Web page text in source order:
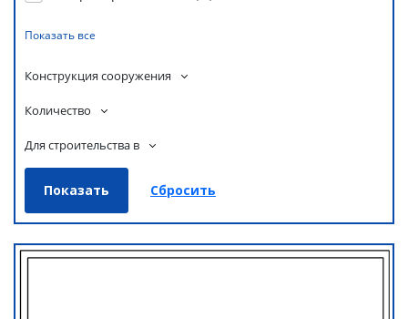
Показать все
Конструкция сооружения
Количество
Для строительства в